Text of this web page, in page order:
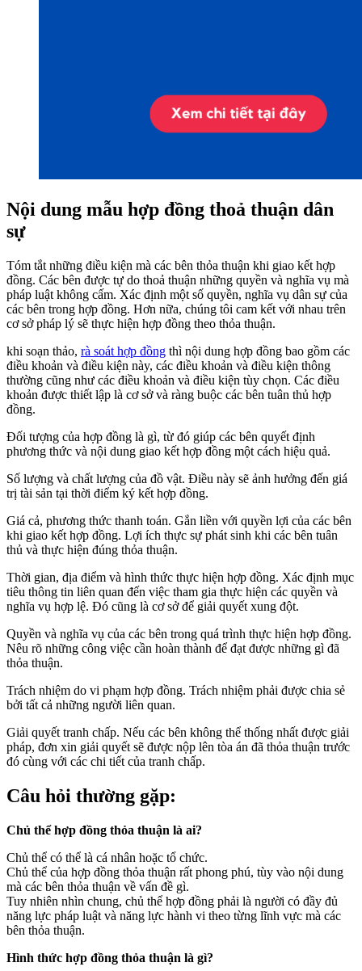
Nội dung mẫu hợp đồng thoả thuận dân
sự
Tóm tắt những điều kiện mà các bên thỏa thuận khi giao kết hợp
đồng. Các bên được tự do thoả thuận những quyền và nghĩa vụ mà
pháp luật không cấm. Xác định một số quyền, nghĩa vụ dân sự của
các bên trong hợp đồng. Hơn nữa, chúng tôi cam kết với nhau trên
cơ sở pháp lý sẽ thực hiện hợp đồng theo thỏa thuận.
khi soạn thảo, rà soát hợp đồng thì nội dung hợp đồng bao gồm các
điều khoản và điều kiện này, các điều khoản và điều kiện thông
thường cũng như các điều khoản và điều kiện tùy chọn. Các điều
khoản được thiết lập là cơ sở và ràng buộc các bên tuân thủ hợp
đồng.
Đối tượng của hợp đồng là gì, từ đó giúp các bên quyết định
phương thức và nội dung giao kết hợp đồng một cách hiệu quả.
Số lượng và chất lượng của đồ vật. Điều này sẽ ảnh hưởng đến giá
trị tài sản tại thời điểm ký kết hợp đồng.
Giá cả, phương thức thanh toán. Gắn liền với quyền lợi của các bên
khi giao kết hợp đồng. Lợi ích thực sự phát sinh khi các bên tuân
thủ và thực hiện đúng thỏa thuận.
Thời gian, địa điểm và hình thức thực hiện hợp đồng. Xác định mục
tiêu thông tin liên quan đến việc tham gia thực hiện các quyền và
nghĩa vụ hợp lệ. Đó cũng là cơ sở để giải quyết xung đột.
Quyền và nghĩa vụ của các bên trong quá trình thực hiện hợp đồng.
Nêu rõ những công việc cần hoàn thành để đạt được những gì đã
thỏa thuận.
Trách nhiệm do vi phạm hợp đồng. Trách nhiệm phải được chia sẻ
bởi tất cả những người liên quan.
Giải quyết tranh chấp. Nếu các bên không thể thống nhất được giải
pháp, đơn xin giải quyết sẽ được nộp lên tòa án đã thỏa thuận trước
đó cùng với các chi tiết của tranh chấp.
Câu hỏi thường gặp:
Chủ thể hợp đồng thỏa thuận là ai?
Chủ thể có thể là cá nhân hoặc tổ chức.
Chủ thể của hợp đồng thỏa thuận rất phong phú, tùy vào nội dung
mà các bên thỏa thuận về vấn đề gì.
Tuy nhiên nhìn chung, chủ thể hợp đồng phải là người có đầy đủ
năng lực pháp luật và năng lực hành vi theo từng lĩnh vực mà các
bên thỏa thuận.
Hình thức hợp đồng thỏa thuận là gì?